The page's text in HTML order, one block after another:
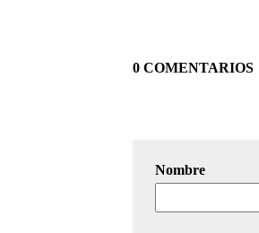
0 COMENTARIOS
Nombre